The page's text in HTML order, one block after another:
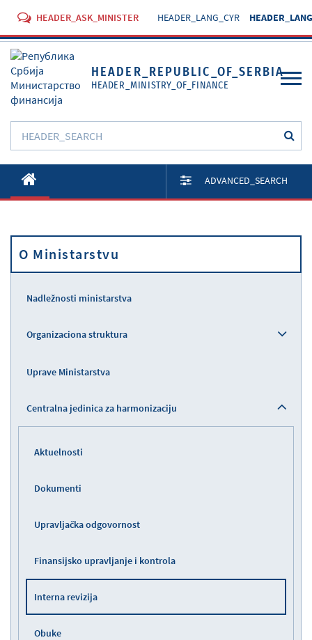
HEADER_ASK_MINISTER HEADER_LANG_CYR
HEADER_REPUBLIC_OF_SERBIA
HEADER_MINISTRY_OF_FINANCE
O Ministarstvu
Aktivnosti
Propisi
ADVANCED_SEARCH
O Ministarstvu
Nadležnosti ministarstva
Organizaciona struktura
Uprave Ministarstva
Centralna jedinica za harmonizaciju
Aktuelnosti
Dokumenti
Upravljačka odgovornost
Finansijsko upravljanje i kontrola
Interna revizija
Obuke